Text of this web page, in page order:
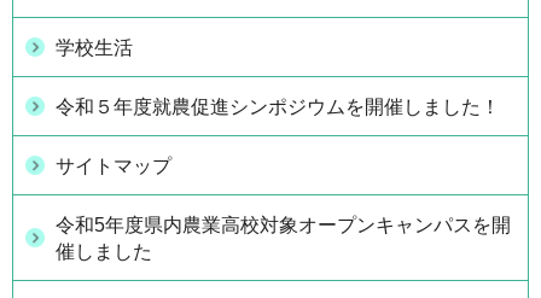
学校生活
令和５年度就農促進シンポジウムを開催しました！
サイトマップ
令和5年度県内農業高校対象オープンキャンパスを開
催しました